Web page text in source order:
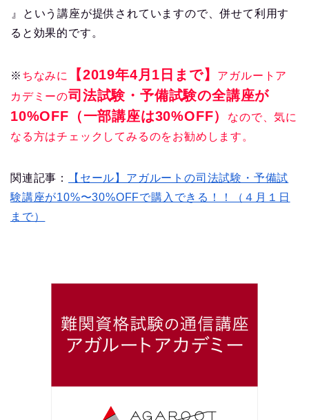
』という講座が提供されていますので、併せて利用す
ると効果的です。
※ ちなみに 【2019年4月1日まで】
アガルートア
カデミーの司法試験・予備試験の全講座が
10%OFF（一部講座は30%OFF）
なので、気に
なる方はチェックしてみるのをお勧めします。
関連記事：
【セール】アガルートの司法試験・予備試
験講座が10%〜30%OFFで購入できる！！（４月１日
まで）